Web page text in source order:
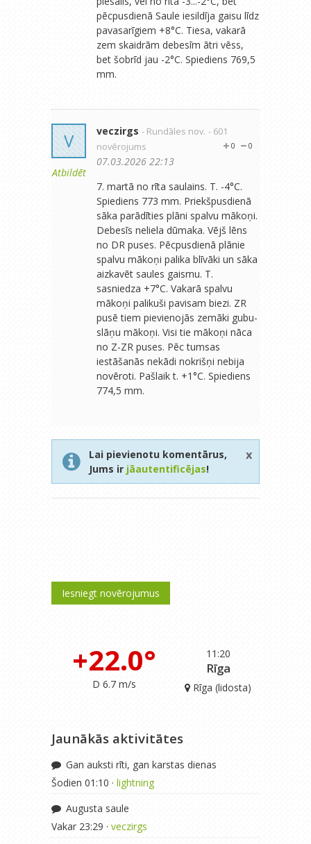
pēcpusdienā Saule iesildīja gaisu līdz
pavasarīgiem +8°C. Tiesa, vakarā
zem skaidrām debesīm ātri vēss,
bet šobrīd jau -2°C. Spiediens 769,5
mm.
V
Atbildēt
veczirgs - Rundāles nov. - 601
novērojums
0
0
07.03.2026 22:13
7. martā no rīta saulains. T. -4°C.
Spiediens 773 mm. Priekšpusdienā
sāka parādīties plāni spalvu mākoņi.
Debesīs neliela dūmaka. Vējš lēns
no DR puses. Pēcpusdienā plānie
spalvu mākoņi palika blīvāki un sāka
aizkavēt saules gaismu. T.
sasniedza +7°C. Vakarā spalvu
mākoņi palikuši pavisam biezi. ZR
pusē tiem pievienojās zemāki gubu-
slāņu mākoņi. Visi tie mākoņi nāca
no Z-ZR puses. Pēc tumsas
iestāšanās nekādi nokrišņi nebija
novēroti. Pašlaik t. +1°C. Spiediens
774,5 mm.
Lai pievienotu komentārus,
Jums ir jāautentificējas!
x
Iesniegt novērojumus
11:20
+22.0°
D 6.7 m/s
Rīga
Rīga (lidosta)
Jaunākās aktivitātes
Gan auksti rīti, gan karstas dienas
Šodien 01:10 · lightning
Augusta saule
Vakar 23:29 · veczirgs